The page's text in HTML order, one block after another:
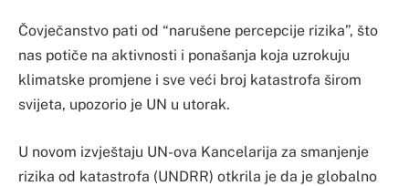
Čovječanstvo pati od “narušene percepcije rizika”, što
nas potiče na aktivnosti i ponašanja koja uzrokuju
klimatske promjene i sve veći broj katastrofa širom
svijeta, upozorio je UN u utorak.
U novom izvještaju UN-ova Kancelarija za smanjenje
rizika od katastrofa (UNDRR) otkrila je da je globalno